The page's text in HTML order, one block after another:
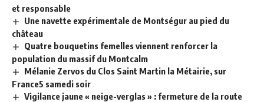
et responsable
Une navette expérimentale de Montségur au pied du
château
Quatre bouquetins femelles viennent renforcer la
population du massif du Montcalm
Mélanie Zervos du Clos Saint Martin la Métairie, sur
France5 samedi soir
Vigilance jaune « neige-verglas » : fermeture de la route